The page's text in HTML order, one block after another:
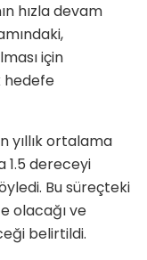
hızla devam
için
hedefe
yıllık ortalama
1.5 dereceyi
Bu süreçteki
olacağı ve
belirtildi.